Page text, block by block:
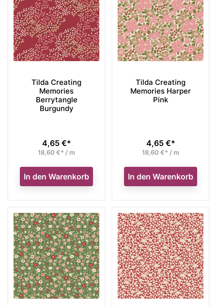
Tilda Creating
Memories
Berrytangle
Burgundy
Preis
4,65 €*
18,60 €* / m
In den Warenkorb
Tilda Creating
Memories Harper
Pink
Preis
4,65 €*
18,60 €* / m
In den Warenkorb